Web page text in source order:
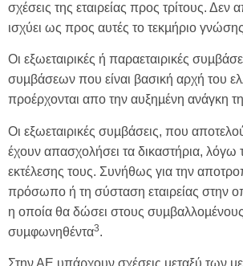
σχέσεις της εταιρείας προς τρίτους. Δεν
ισχύει ως προς αυτές το τεκµήριο
Οι εξωεταιρικές ή παραεταιρικές
συµβάσεων που είναι βασική αρχή του
προέρχονται απο την αυξηµένη ανάγκη
Οι εξωεταιρικές συµβάσεις, που
έχουν απασχολήσει τα δικαστήρια, λόγω
εκτέλεσης τους. Συνήθως για την
πρόσωπο ή τη σύσταση εταιρείας στην
η οποία θα δώσει στους
συµφωνηθέντα3.